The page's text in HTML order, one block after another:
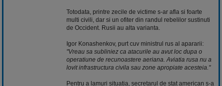
Totodata, printre zecile de victime s-ar afla si foarte
multi civili, dar si un ofiter din randul rebelilor sustinuti
de Occident. Rusii au alta varianta.
Igor Konashenkov, purt cuv ministrul rus al apararii:
"Vreau sa subliniez ca atacurile au avut loc dupa o
operatiune de recunoastere aeriana. Aviatia rusa nu a
lovit infrastructura civila sau zone apropiate acesteia."
Pentru a lamuri situatia, secretarul de stat american s-a